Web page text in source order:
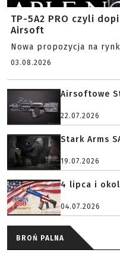
TP-5A2 PRO czyli
Airsoft
Nowa propozycja na
03.08.2026
Airsoftowe
22.07.2026
Stark Arms
19.07.2026
4 lipca i
04.07.2026
BROŃ PALNA